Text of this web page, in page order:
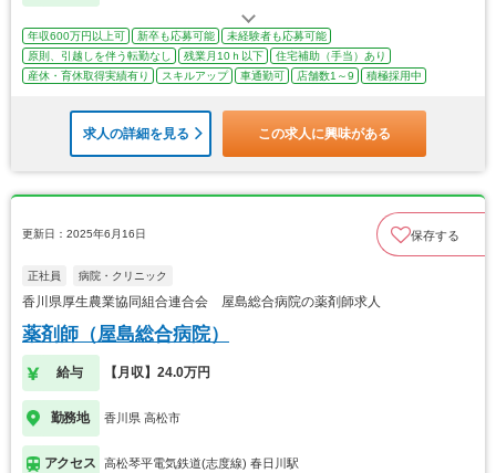
年収600万円以上可 新卒も応募可能
未経験者も応募可能
原則、引越しを伴う転勤なし
残業月10ｈ以下
住宅補助（手当）あり
産休・育休取得実績有り
スキルアップ 車通勤可 店舗数1～9 積極採用中
求人の詳細を見る この求人に興味がある
更新日：2025年6月16日 保存する
正社員 病院・クリニック
香川県厚生農業協同組合連合会 屋島総合病院の薬剤師求人
薬剤師（屋島総合病院）
給与 【月収】24.0万円
勤務地 香川県 高松市
アクセス 高松琴平電気鉄道(志度線) 春日川駅